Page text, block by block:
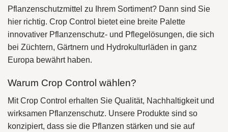
Pflanzenschutzmittel zu Ihrem Sortiment? Dann sind Sie
hier richtig. Crop Control bietet eine breite Palette
innovativer Pflanzenschutz- und Pflegelösungen, die sich
bei Züchtern, Gärtnern und Hydrokulturläden in ganz
Europa bewährt haben.
Warum Crop Control wählen?
Mit Crop Control erhalten Sie Qualität, Nachhaltigkeit und
wirksamen Pflanzenschutz. Unsere Produkte sind so
konzipiert, dass sie die Pflanzen stärken und sie auf